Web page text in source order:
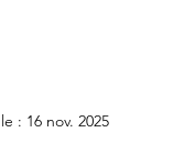
: 16 nov. 2025